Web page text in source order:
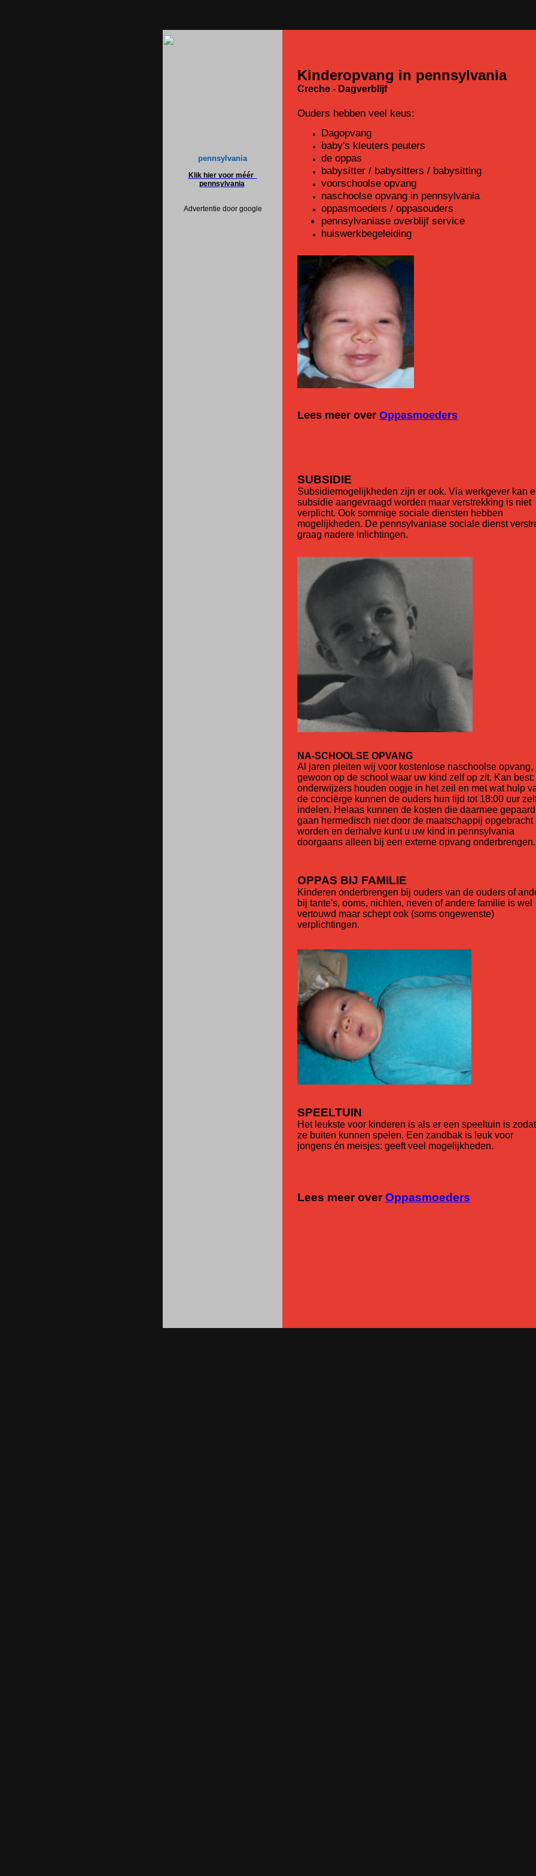
pennsylvania
Klik hier voor méér
pennsylvania
Advertentie door google
Kinderopvang in pennsylvania
Creche - Dagverblijf
Ouders hebben veel keus:
Dagopvang
baby's kleuters peuters
de oppas
babysitter / babysitters / babysitting
voorschoolse opvang
naschoolse opvang in pennsylvania
oppasmoeders / oppasouders
pennsylvaniase overblijf service
huiswerkbegeleiding
Lees meer over Oppasmoeders
SUBSIDIE
Subsidiemogelijkheden zijn er ook. Via werkgever kan
subsidie aangevraagd worden maar verstrekking is niet
verplicht. Ook sommige sociale diensten hebben
mogelijkheden. De pennsylvaniase sociale dienst
graag nadere inlichtingen.
NA-SCHOOLSE OPVANG
Al jaren pleiten wij voor kostenlose naschoolse opvang,
gewoon op de school waar uw kind zelf op zit. Kan best:
onderwijzers houden oogje in het zeil en met wat hulp
de conciërge kunnen de ouders hun tijd tot 18:00 uur
indelen. Helaas kunnen de kosten die daarmee gepaard
gaan hermedisch niet door de maatschappij opgebracht
worden en derhalve kunt u uw kind in pennsylvania
doorgaans alleen bij een externe opvang onderbrengen.
OPPAS BIJ FAMILIE
Kinderen onderbrengen bij ouders van de ouders of
bij tante's, ooms, nichten, neven of andere familie is wel
vertouwd maar schept ook (soms ongewenste)
verplichtingen.
SPEELTUIN
Het leukste voor kinderen is als er een speeltuin is zodat
ze buiten kunnen spelen. Een zandbak is leuk voor
jongens én meisjes: geeft veel mogelijkheden.
Lees meer overOppasmoeders